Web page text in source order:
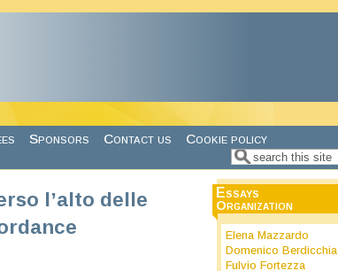
Sponsors Contact us Cookie policy
Search form
Search
l’alto delle
Essays
Organization
Elena Mazzardo
Domenico Berdicchia
Fulvio Fortezza